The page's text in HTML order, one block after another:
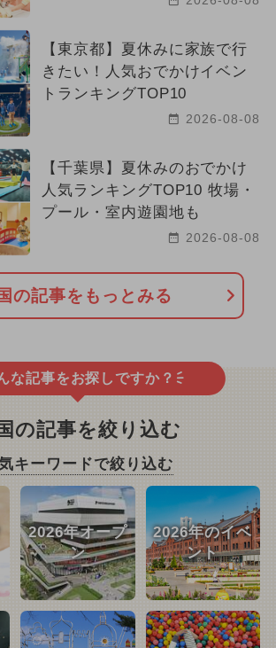
【東京都】夏休みに家族で行
きたい！人気おでかけイベン
トランキングTOP10
2026-08-08
【千葉県】夏休みのおでかけ
人気ランキングTOP10 牧場・
プール・室内遊園地も
2026-08-08
の記事をもっとみる
な記事をお探しですか？
の記事を絞り込む
キーワードで絞り込む
2026年オープ
ン
2026年のイベ
ント